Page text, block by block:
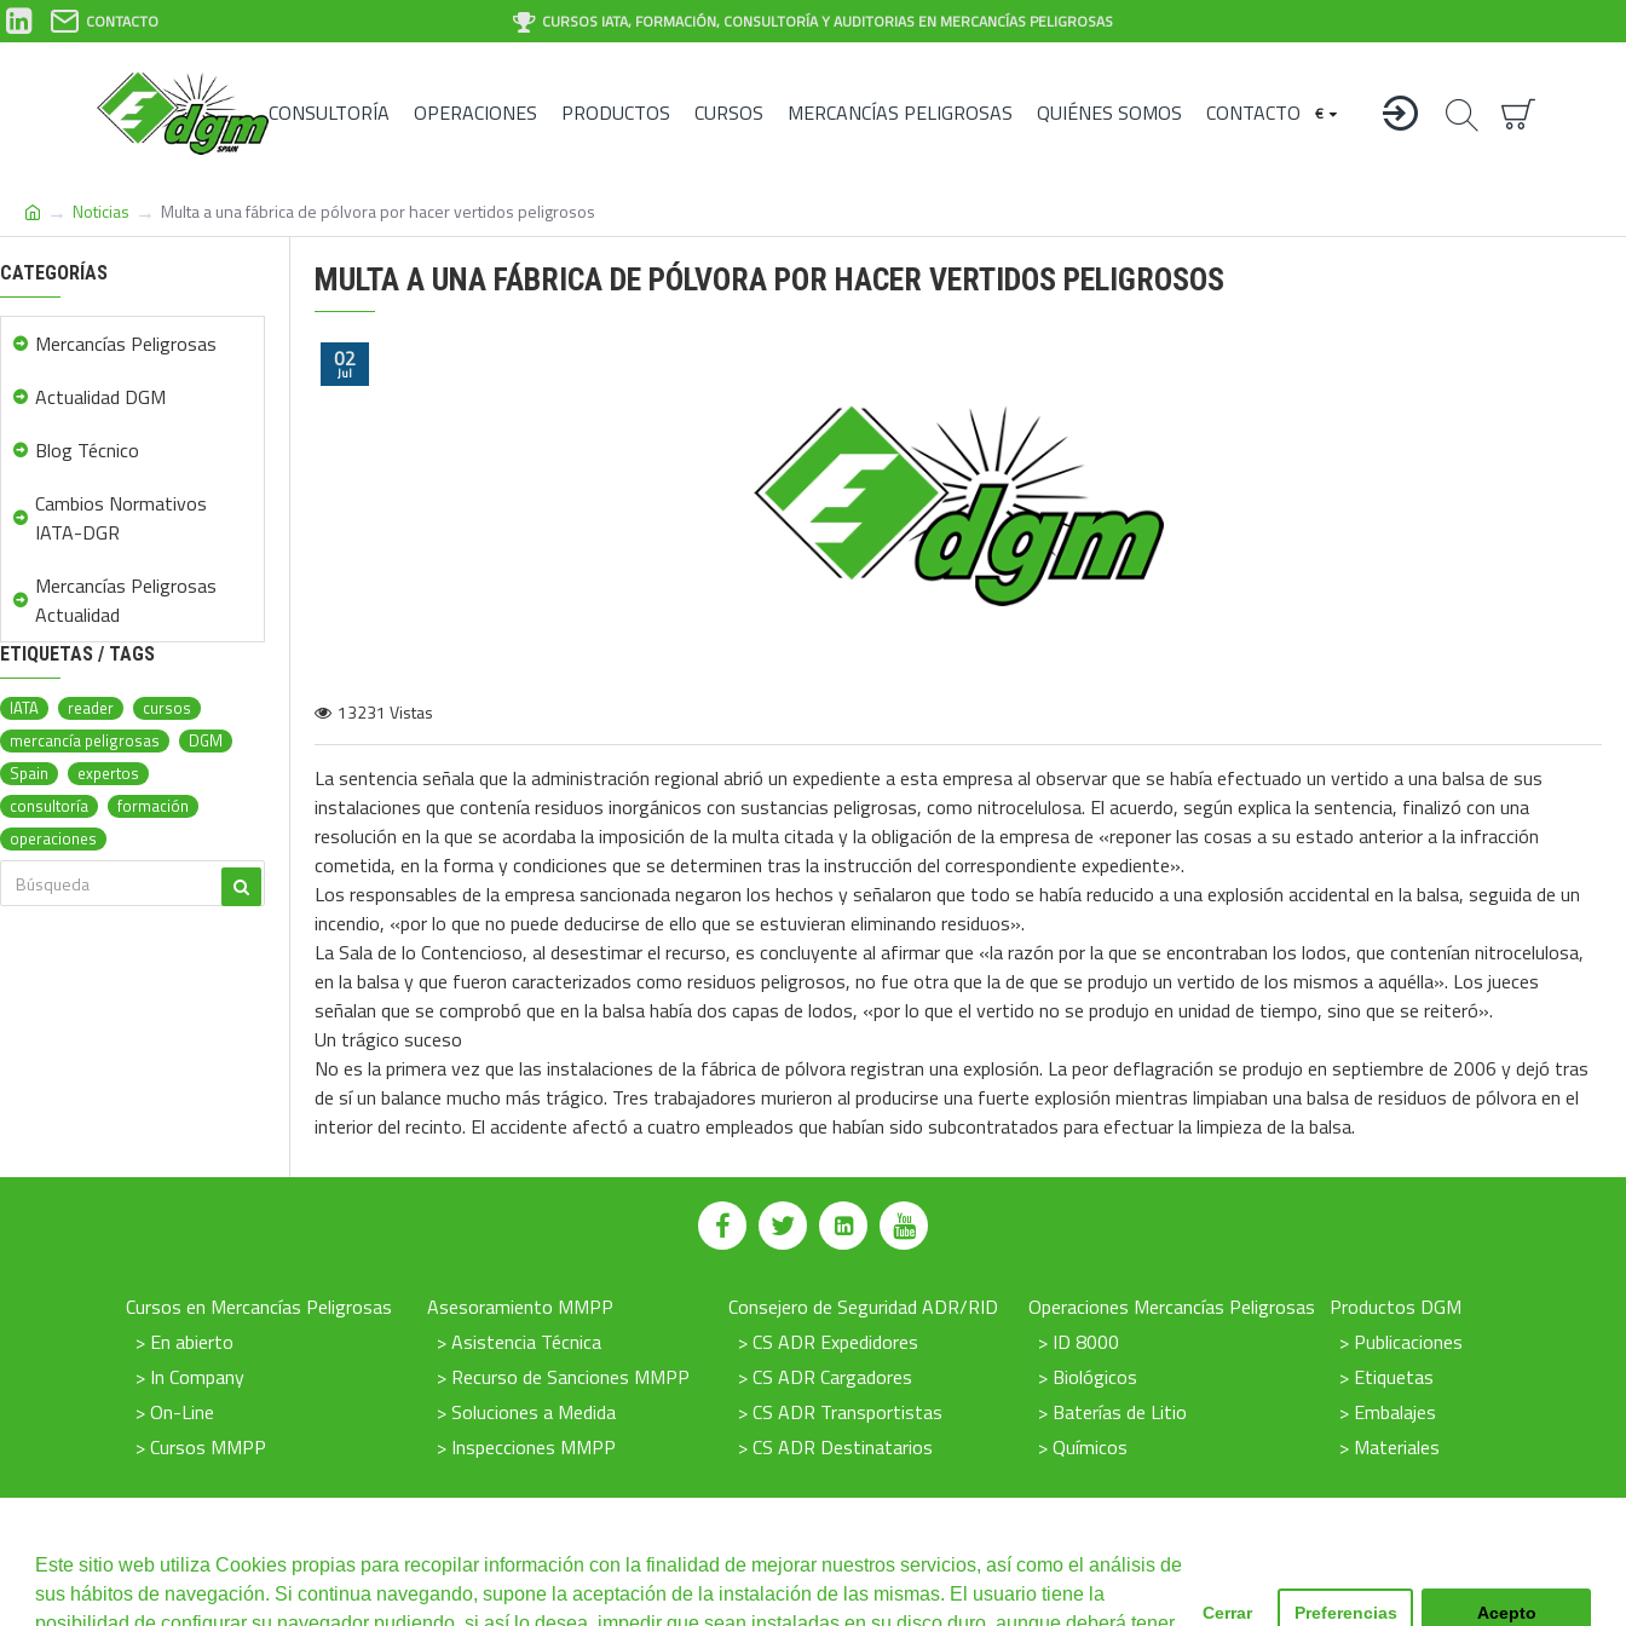
Este sitio web utiliza Cookies propias para recopilar información con la finalidad de mejorar nuestros servicios, así como el análisis de
sus hábitos de navegación. Si continua navegando, supone la aceptación de la instalación de las mismas. El usuario tiene la
Cerrar Preferencias Acepto
CONTACTO CURSOS IATA, FORMACIÓN, CONSULTORÍA Y AUDITORIAS EN MERCANCÍAS PELIGROSAS
CONSULTORÍA OPERACIONES PRODUCTOS CURSOS MERCANCÍAS PELIGROSAS QUIÉNES SOMOS CONTACTO €
Noticias Multa a una fábrica de pólvora por hacer vertidos peligrosos
CATEGORÍAS
Mercancías Peligrosas
Actualidad DGM
Blog Técnico
Cambios Normativos
IATA-DGR
Mercancías Peligrosas
Actualidad
ETIQUETAS / TAGS
IATA reader
cursos
mercancía peligrosas
DGM
Spain
expertos
consultoría
formación
operaciones
MULTA A UNA FÁBRICA DE PÓLVORA POR HACER VERTIDOS PELIGROSOS
02
Jul
13231 Vistas
La sentencia señala que la administración regional abrió un expediente a esta empresa al observar que se había efectuado un vertido a una balsa de sus
instalaciones que contenía residuos inorgánicos con sustancias peligrosas, como nitrocelulosa. El acuerdo, según explica la sentencia, finalizó con una
resolución en la que se acordaba la imposición de la multa citada y la obligación de la empresa de «reponer las cosas a su estado anterior a la infracción
cometida, en la forma y condiciones que se determinen tras la instrucción del correspondiente expediente».
Los responsables de la empresa sancionada negaron los hechos y señalaron que todo se había reducido a una explosión accidental en la balsa, seguida de un
incendio, «por lo que no puede deducirse de ello que se estuvieran eliminando residuos».
La Sala de lo Contencioso, al desestimar el recurso, es concluyente al afirmar que «la razón por la que se encontraban los lodos, que contenían nitrocelulosa,
en la balsa y que fueron caracterizados como residuos peligrosos, no fue otra que la de que se produjo un vertido de los mismos a aquélla». Los jueces
señalan que se comprobó que en la balsa había dos capas de lodos, «por lo que el vertido no se produjo en unidad de tiempo, sino que se reiteró».
Un trágico suceso
No es la primera vez que las instalaciones de la fábrica de pólvora registran una explosión. La peor deflagración se produjo en septiembre de 2006 y dejó tras
de sí un balance mucho más trágico. Tres trabajadores murieron al producirse una fuerte explosión mientras limpiaban una balsa de residuos de pólvora en el
interior del recinto. El accidente afectó a cuatro empleados que habían sido subcontratados para efectuar la limpieza de la balsa.
Cursos en Mercancías Peligrosas
> En abierto
> In Company
> On-Line
> Cursos MMPP
Asesoramiento MMPP
> Asistencia Técnica
> Recurso de Sanciones MMPP
> Soluciones a Medida
> Inspecciones MMPP
Consejero de Seguridad ADR/RID
> CS ADR Expedidores
> CS ADR Cargadores
> CS ADR Transportistas
> CS ADR Destinatarios
Operaciones Mercancías Peligrosas
> ID 8000
> Biológicos
> Baterías de Litio
> Químicos
Productos DGM
> Publicaciones
> Etiquetas
> Embalajes
> Materiales
Política de Cookies|Condiciones de uso|Redes Sociales|Condiciones Generales |Cursos Online|Cláusulas legales